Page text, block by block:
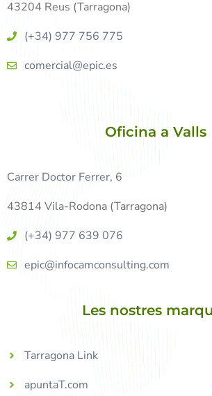
43204 Reus (Tarragona)
(+34) 977 756 775
comercial@epic.es
Oficina a Valls
Carrer Doctor Ferrer, 6
43814 Vila-Rodona (Tarragona)
(+34) 977 639 076
epic@infocamconsulting.com
Les nostres
Tarragona Link
apuntaT.com